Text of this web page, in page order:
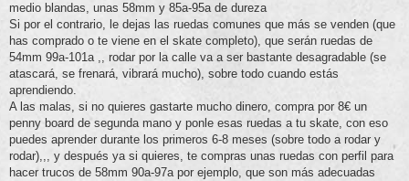
medio blandas, unas 58mm y 85a-95a de dureza
Si por el contrario, le dejas las ruedas comunes que más se venden (que
has comprado o te viene en el skate completo), que serán ruedas de
54mm 99a-101a ,, rodar por la calle va a ser bastante desagradable (se
atascará, se frenará, vibrará mucho), sobre todo cuando estás
aprendiendo.
A las malas, si no quieres gastarte mucho dinero, compra por 8€ un
penny board de segunda mano y ponle esas ruedas a tu skate, con eso
puedes aprender durante los primeros 6-8 meses (sobre todo a rodar y
rodar),,, y después ya si quieres, te compras unas ruedas con perfil para
hacer trucos de 58mm 90a-97a por ejemplo, que son más adecuadas